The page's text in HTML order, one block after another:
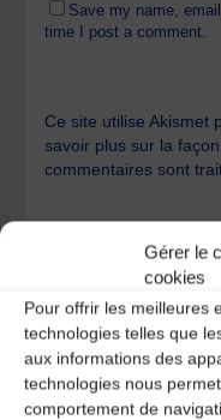
Gérer le
cookies
Pour offrir les meilleures
technologies telles que
aux informations des
technologies nous
comportement de
Save my name,
time I post a comment.
Ce site utilise Akismet
savoir plus sur la
commentaires sont
A